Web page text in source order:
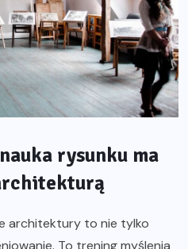
rysunku ma
architektury to nie tylko
To trening myślenia